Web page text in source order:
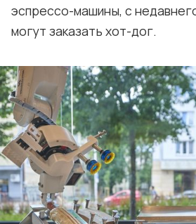
эспрессо-машины, с
могут заказать хот-дог.